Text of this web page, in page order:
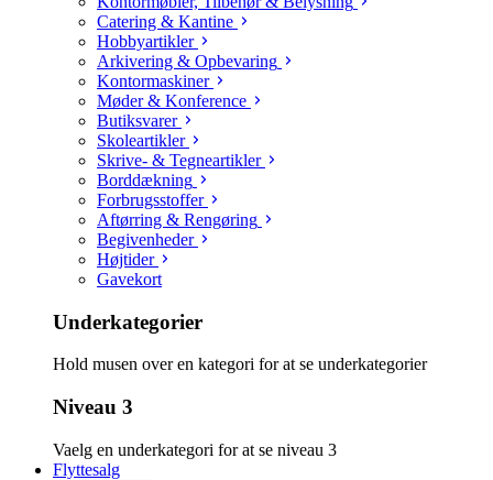
Catering & Kantine
Hobbyartikler
Arkivering & Opbevaring
Kontormaskiner
Møder & Konference
Butiksvarer
Skoleartikler
Skrive- & Tegneartikler
Borddækning
Forbrugsstoffer
Aftørring & Rengøring
Begivenheder
Højtider
Gavekort
Underkategorier
Hold musen over en kategori for at se underkategorier
Niveau 3
Vaelg en underkategori for at se niveau 3
Flyttesalg